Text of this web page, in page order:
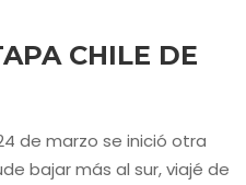
CHILE DE
de marzo se inició otra
bajar más al sur, viajé de